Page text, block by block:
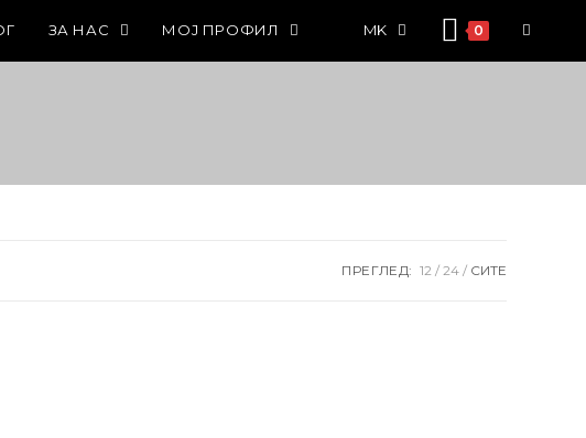
ЗА НАС МОЈ ПРОФИЛ MK 0
ПРЕГЛЕД: 12 24 СИТЕ